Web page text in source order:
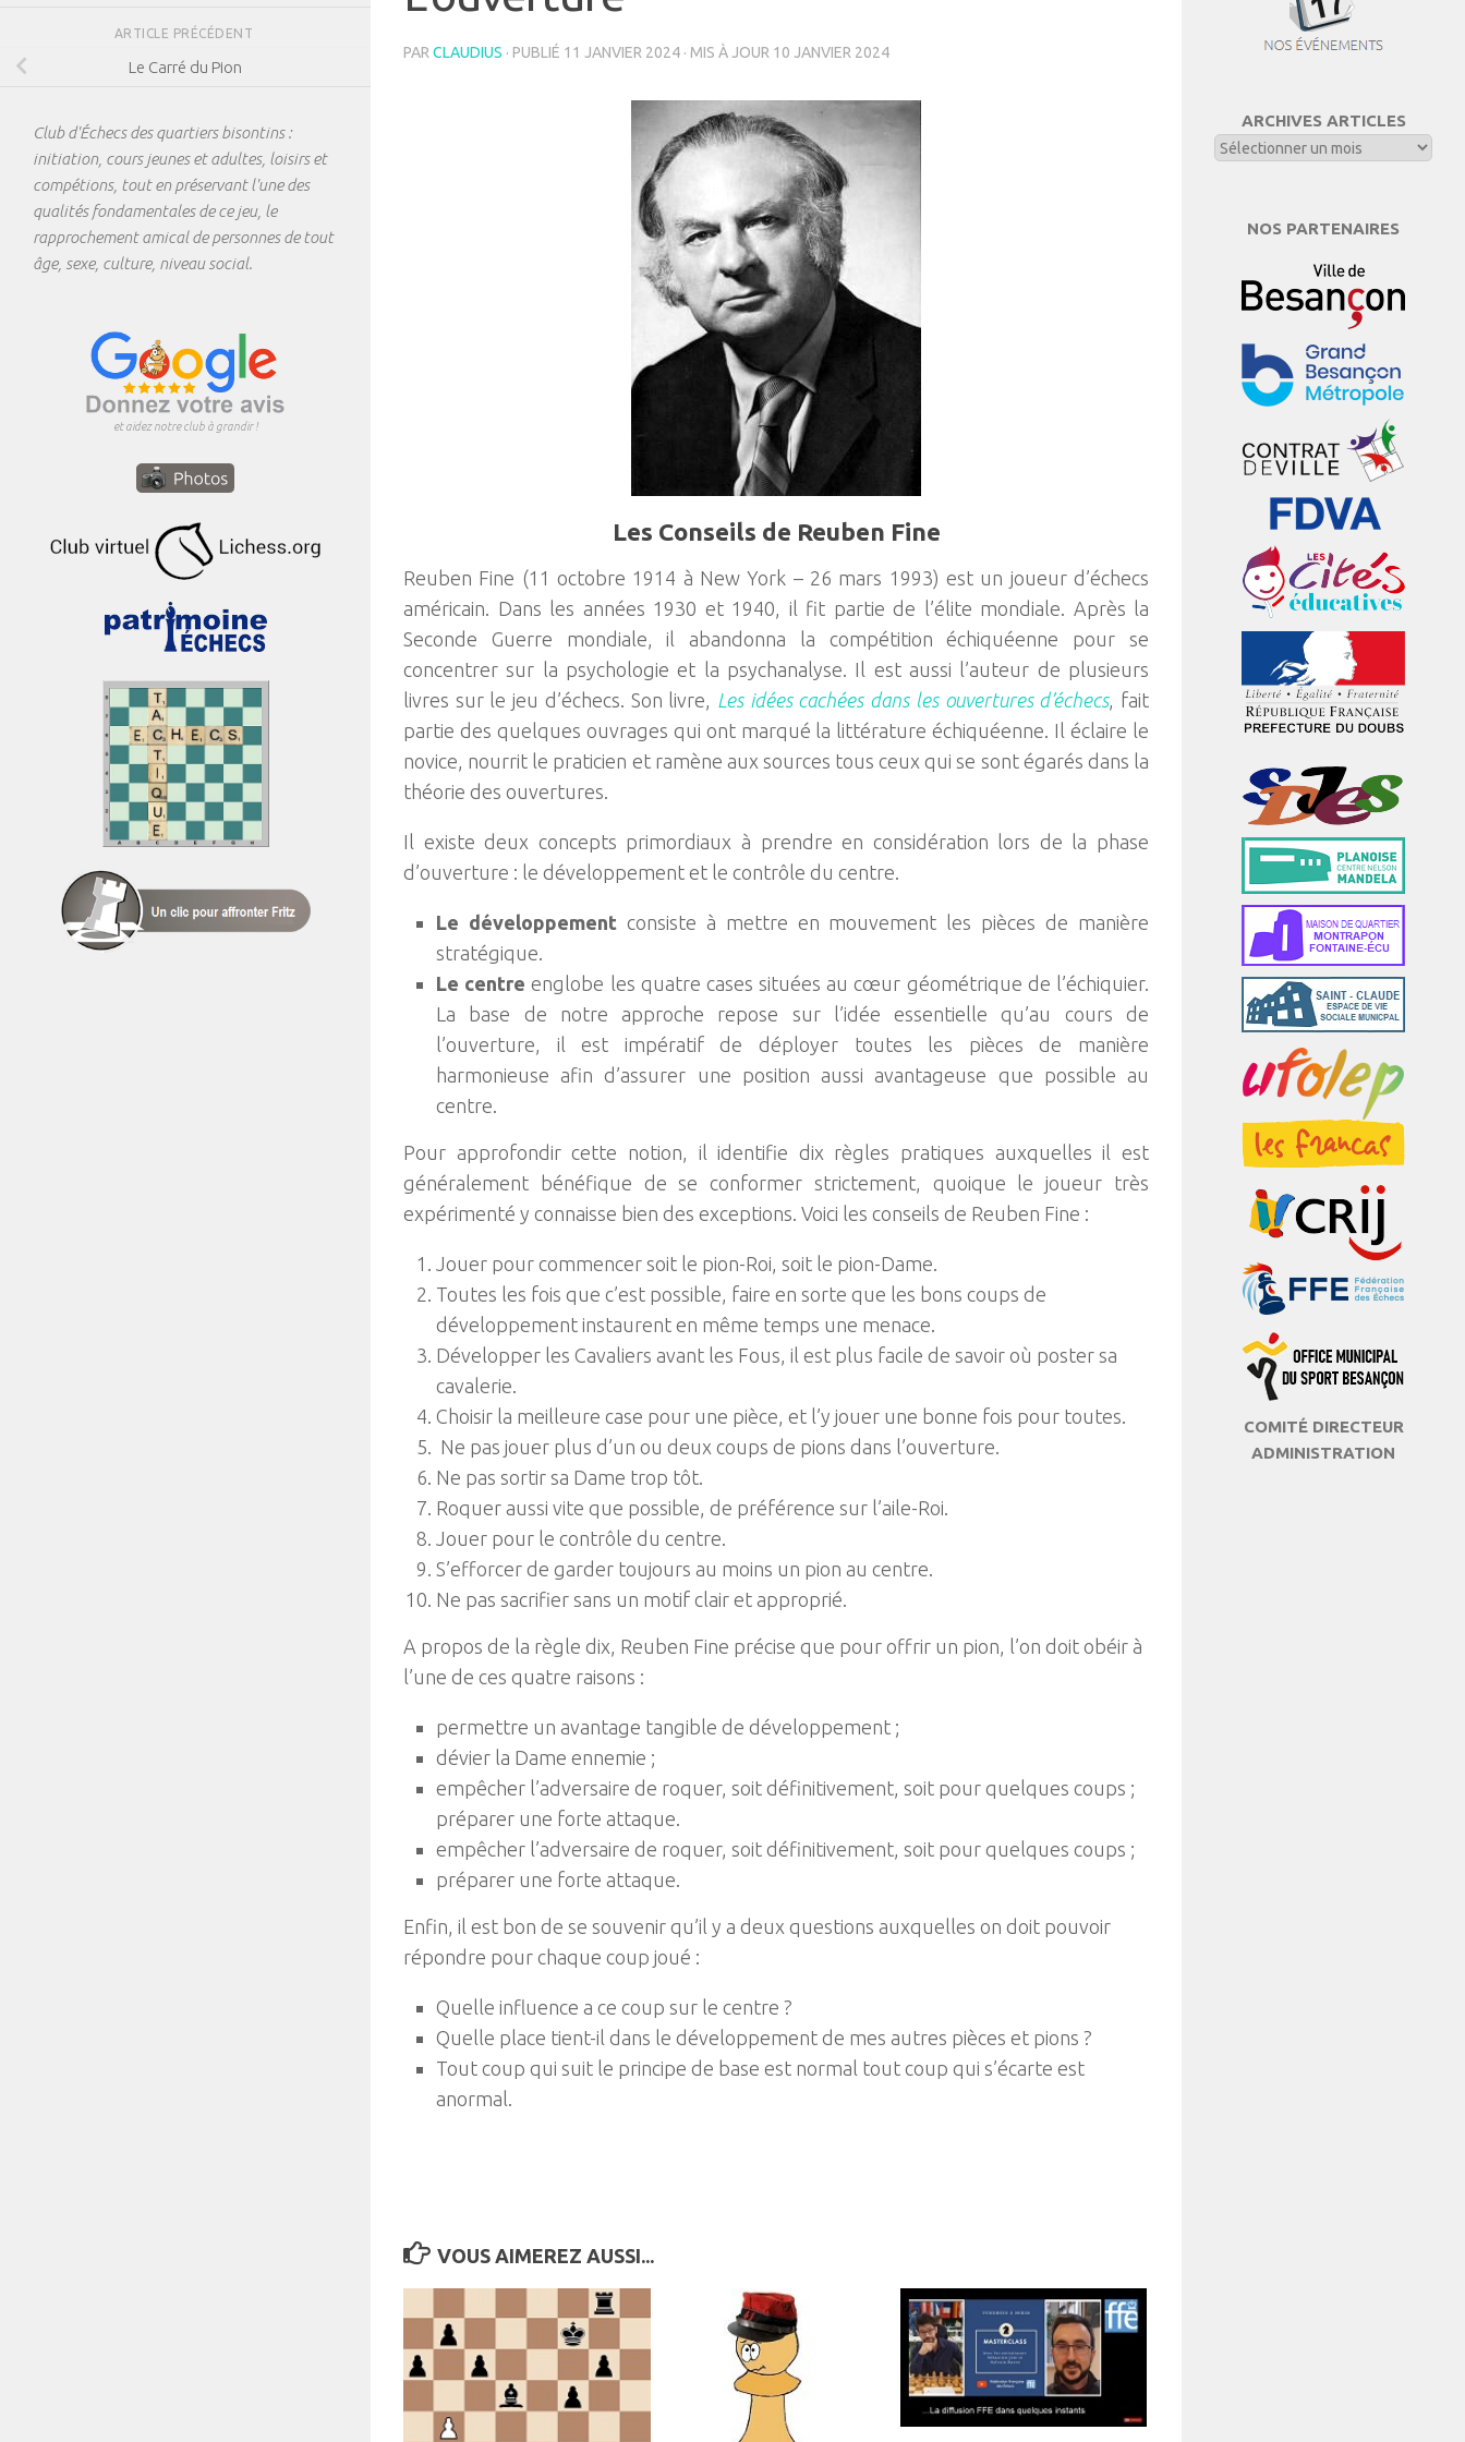
PAR CLAUDIUS · PUBLIÉ 11 JANVIER 2024 · MIS À JOUR 10 JANVIER 2024
Les Conseils de Reuben Fine
Reuben Fine (11 octobre 1914 à New York – 26 mars 1993) est un joueur d’échecs
américain. Dans les années 1930 et 1940, il fit partie de l’élite mondiale. Après la
Seconde Guerre mondiale, il abandonna la compétition échiquéenne pour se
concentrer sur la psychologie et la psychanalyse. Il est aussi l’auteur de plusieurs
livres sur le jeu d’échecs. Son livre, Les idées cachées dans les ouvertures d’échecs, fait
partie des quelques ouvrages qui ont marqué la littérature échiquéenne. Il éclaire le
novice, nourrit le praticien et ramène aux sources tous ceux qui se sont égarés dans la
théorie des ouvertures.
Il existe deux concepts primordiaux à prendre en considération lors de la phase
d’ouverture : le développement et le contrôle du centre.
Le développementconsiste à mettre en mouvement les pièces de manière
stratégique.
Le centre englobe les quatre cases situées au cœur géométrique de l’échiquier.
La base de notre approche repose sur l’idée essentielle qu’au cours de
l’ouverture, il est impératif de déployer toutes les pièces de manière
harmonieuse afin d’assurer une position aussi avantageuse que possible au
centre.
Pour approfondir cette notion, il identifie dix règles pratiques auxquelles il est
généralement bénéfique de se conformer strictement, quoique le joueur très
expérimenté y connaisse bien des exceptions. Voici les conseils de Reuben Fine :
Jouer pour commencer soit le pion-Roi, soit le pion-Dame.
Toutes les fois que c’est possible, faire en sorte que les bons coups de
développement instaurent en même temps une menace.
Développer les Cavaliers avant les Fous, il est plus facile de savoir où poster sa
cavalerie.
Choisir la meilleure case pour une pièce, et l’y jouer une bonne fois pour toutes.
Ne pas jouer plus d’un ou deux coups de pions dans l’ouverture.
Ne pas sortir sa Dame trop tôt.
Roquer aussi vite que possible, de préférence sur l’aile-Roi.
Jouer pour le contrôle du centre.
S’efforcer de garder toujours au moins un pion au centre.
Ne pas sacrifier sans un motif clair et approprié.
A propos de la règle dix, Reuben Fine précise que pour offrir un pion, l’on doit obéir à
l’une de ces quatre raisons :
permettre un avantage tangible de développement ;
dévier la Dame ennemie ;
empêcher l’adversaire de roquer, soit définitivement, soit pour quelques coups ;
préparer une forte attaque.
empêcher l’adversaire de roquer, soit définitivement, soit pour quelques coups ;
préparer une forte attaque.
Enfin, il est bon de se souvenir qu’il y a deux questions auxquelles on doit pouvoir
répondre pour chaque coup joué :
Quelle influence a ce coup sur le centre ?
Quelle place tient-il dans le développement de mes autres pièces et pions ?
Tout coup qui suit le principe de base est normal tout coup qui s’écarte est
anormal.
VOUS AIMEREZ AUSSI...
ARTICLE PRÉCÉDENT
Le Carré du Pion
Club d'Échecs des quartiers bisontins :
initiation, cours jeunes et adultes, loisirs et
compétions, tout en préservant l'une des
qualités fondamentales de ce jeu, le
rapprochement amical de personnes de tout
âge, sexe, culture, niveau social.
et aidez notre club à grandir !
ARCHIVES ARTICLES
NOS PARTENAIRES
COMITÉ DIRECTEUR
ADMINISTRATION